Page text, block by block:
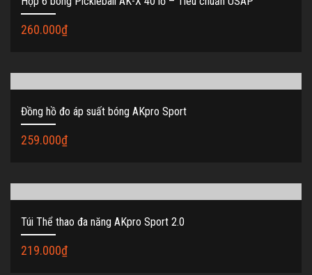
260.000₫
Đồng hồ đo áp suất bóng AKpro Sport
259.000₫
Túi Thể thao đa năng AKpro Sport 2.0
219.000₫